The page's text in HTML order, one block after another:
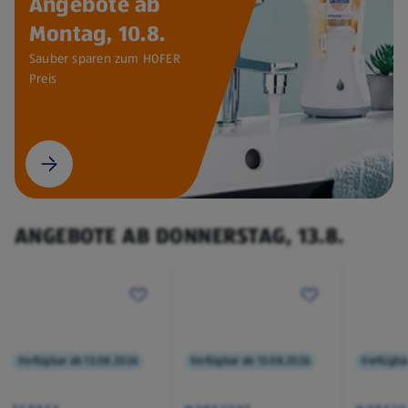
Montag, 10.8.
Sauber sparen zum HOFER
Preis
ANGEBOTE AB DONNERSTAG, 13.8.
Verfügbar ab 13.08.2026 Verfügbar ab 13.08.2026